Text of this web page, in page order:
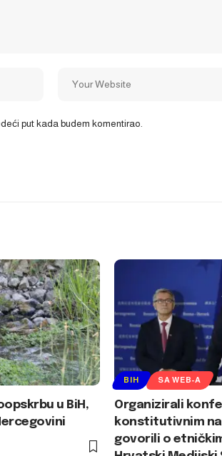
put kada budem komentirao.
u BiH,
BIH SA WEB-A
Organizirali
konstitutivnim
govorili o